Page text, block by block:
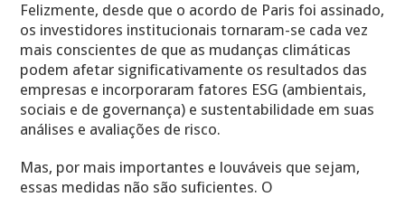
Felizmente, desde que o acordo de Paris foi assinado,
os investidores institucionais tornaram-se cada vez
mais conscientes de que as mudanças climáticas
podem afetar significativamente os resultados das
empresas e incorporaram fatores ESG (ambientais,
sociais e de governança) e sustentabilidade em suas
análises e avaliações de risco.
Mas, por mais importantes e louváveis ​​que sejam,
essas medidas não são suficientes. O